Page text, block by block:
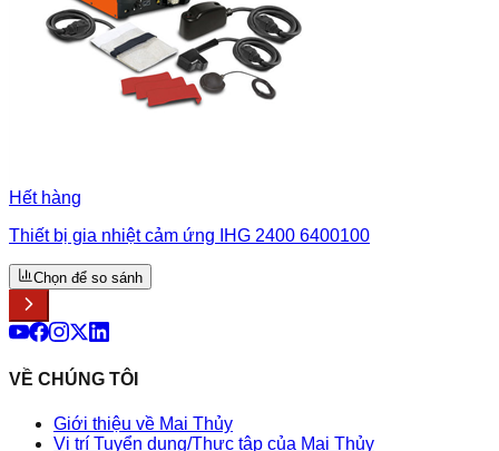
Hết hàng
Thiết bị gia nhiệt cảm ứng IHG 2400 6400100
Chọn để so sánh
VỀ CHÚNG TÔI
Giới thiệu về Mai Thủy
Vị trí Tuyển dụng/Thực tập của Mai Thủy